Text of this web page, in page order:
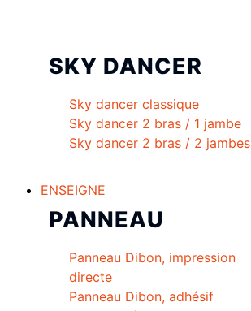
SKY DANCER
Sky dancer classique
Sky dancer 2 bras / 1 jambe
Sky dancer 2 bras / 2 jambes
ENSEIGNE
PANNEAU
Panneau Dibon, impression
directe
Panneau Dibon, adhésif